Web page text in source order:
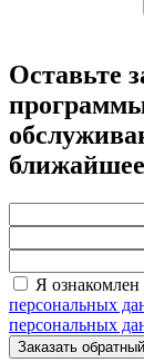
Оставьте
Я ознакомлен
персональных
персональных
Заказать